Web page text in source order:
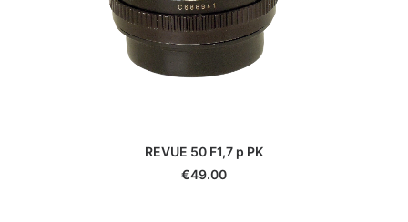
REVUE 50 F1,7 p PK
€49.00